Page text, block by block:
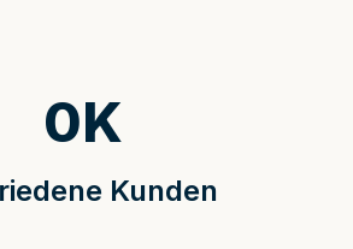
Kunden
0K